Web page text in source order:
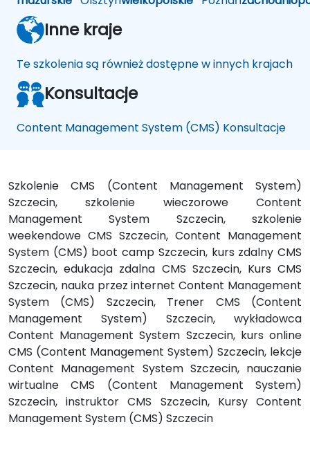
Inne kraje
Te szkolenia są również dostępne w innych krajach
Konsultacje
Content Management System (CMS) Konsultacje
Szkolenie CMS (Content Management System)
Szczecin, szkolenie wieczorowe Content
Management System Szczecin, szkolenie
weekendowe CMS Szczecin, Content Management
System (CMS) boot camp Szczecin, kurs zdalny CMS
Szczecin, edukacja zdalna CMS Szczecin, Kurs CMS
Szczecin, nauka przez internet Content Management
System (CMS) Szczecin, Trener CMS (Content
Management System) Szczecin, wykładowca
Content Management System Szczecin, kurs online
CMS (Content Management System) Szczecin, lekcje
Content Management System Szczecin, nauczanie
wirtualne CMS (Content Management System)
Szczecin, instruktor CMS Szczecin, Kursy Content
Management System (CMS) Szczecin